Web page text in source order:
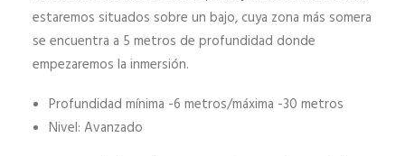
estaremos situados sobre un bajo, cuya zona más somera
se encuentra a 5 metros de profundidad donde
empezaremos la inmersión.
Profundidad mínima -6 metros/máxima -30 metros
Nivel: Avanzado